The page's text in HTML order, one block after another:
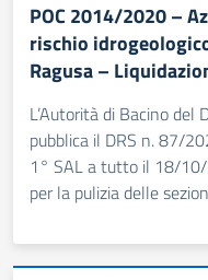
POC 2014/2020 –
rischio
Ragusa –
L’Autorità di Bacino del
pubblica il DRS n. 87/
1° SAL a tutto il 18/
per la pulizia delle